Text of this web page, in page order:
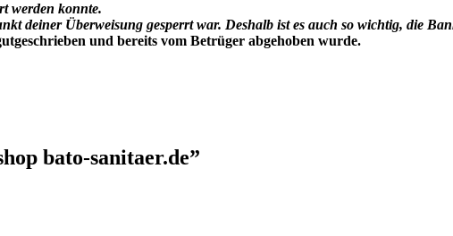
werden konnte.
deiner Überweisung gesperrt war. Deshalb ist es auch so wichtig, die
und bereits vom Betrüger abgehoben wurde.
bato-sanitaer.de”